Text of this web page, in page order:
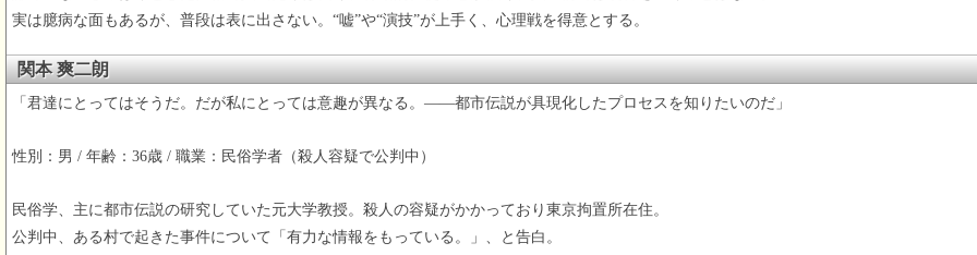
実は臆病な面もあるが、普段は表に出さない。“嘘”や“演技”が上手く、心理戦を得意とする。
関本 爽二朗
「君達にとってはそうだ。だが私にとっては意趣が異なる。――都市伝説が具現化したプロセスを知りたいのだ」
性別：男 / 年齢：36歳 / 職業：民俗学者（殺人容疑で公判中）
民俗学、主に都市伝説の研究していた元大学教授。殺人の容疑がかかっており東京拘置所在住。
公判中、ある村で起きた事件について「有力な情報をもっている。」、と告白。